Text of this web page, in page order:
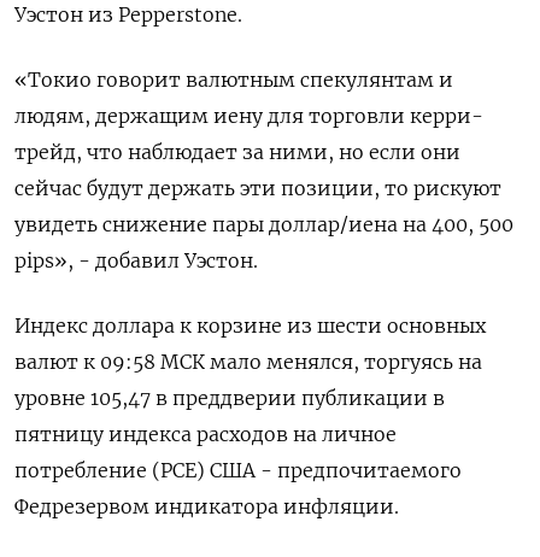
Уэстон из Pepperstone.
«Токио говорит валютным спекулянтам и
людям, держащим иену для торговли керри-
трейд, что наблюдает за ними, но если они
сейчас будут держать эти позиции, то рискуют
увидеть снижение пары доллар/иена на 400, 500
pips», - добавил Уэстон.
Индекс доллара к корзине из шести основных
валют к 09:58 МСК мало менялся, торгуясь на
уровне 105,47​ в преддверии публикации в
пятницу индекса расходов на личное
потребление (PCE) США - предпочитаемого
Федрезервом индикатора инфляции.